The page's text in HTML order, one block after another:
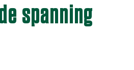
spanning